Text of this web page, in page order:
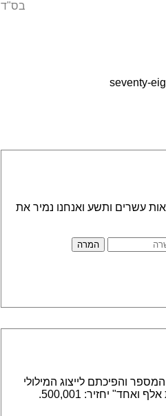
בס"ד
עשרים ותשע ואנחנו נמיר את
ספרות, לדוגמא 315,789 או באמצעות מילים ושם המספר והפיכתם לייצוג המילולי
או המספרי. הזנה של 315,789 תחזיר שלוש מאות חמש עשרה אלף ושבע מאות שמונים תשע. וגם הפוך, הזנה של "חמש מאות אלף ואחד" יחזיר: 500,001.